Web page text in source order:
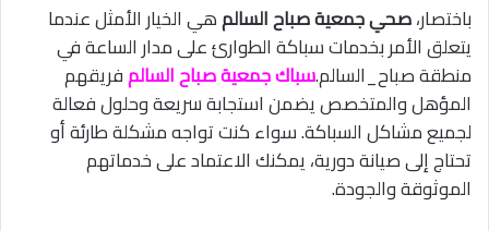
باختصار،صحي جمعية صباح السالمهي الخيار الأمثل عندما
يتعلق الأمر بخدمات سباكة الطوارئ على مدار الساعة في
منطقة صباح_السالم.سباك جمعية صباح السالمفريقهم
المؤهل والمتخصص يضمن استجابة سريعة وحلول فعالة
لجميع مشاكل السباكة. سواء كنت تواجه مشكلة طارئة أو
تحتاج إلى صيانة دورية، يمكنك الاعتماد على خدماتهم
الموثوقة والجودة.